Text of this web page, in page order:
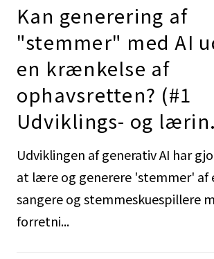
Kan generering af
"stemmer" med AI
en krænkelse af
ophavsretten? (#1
Udviklings- og lærin.
Udviklingen af generativ AI har
at lære og generere 'stemmer' af
sangere og stemmeskuespillere
forretni...